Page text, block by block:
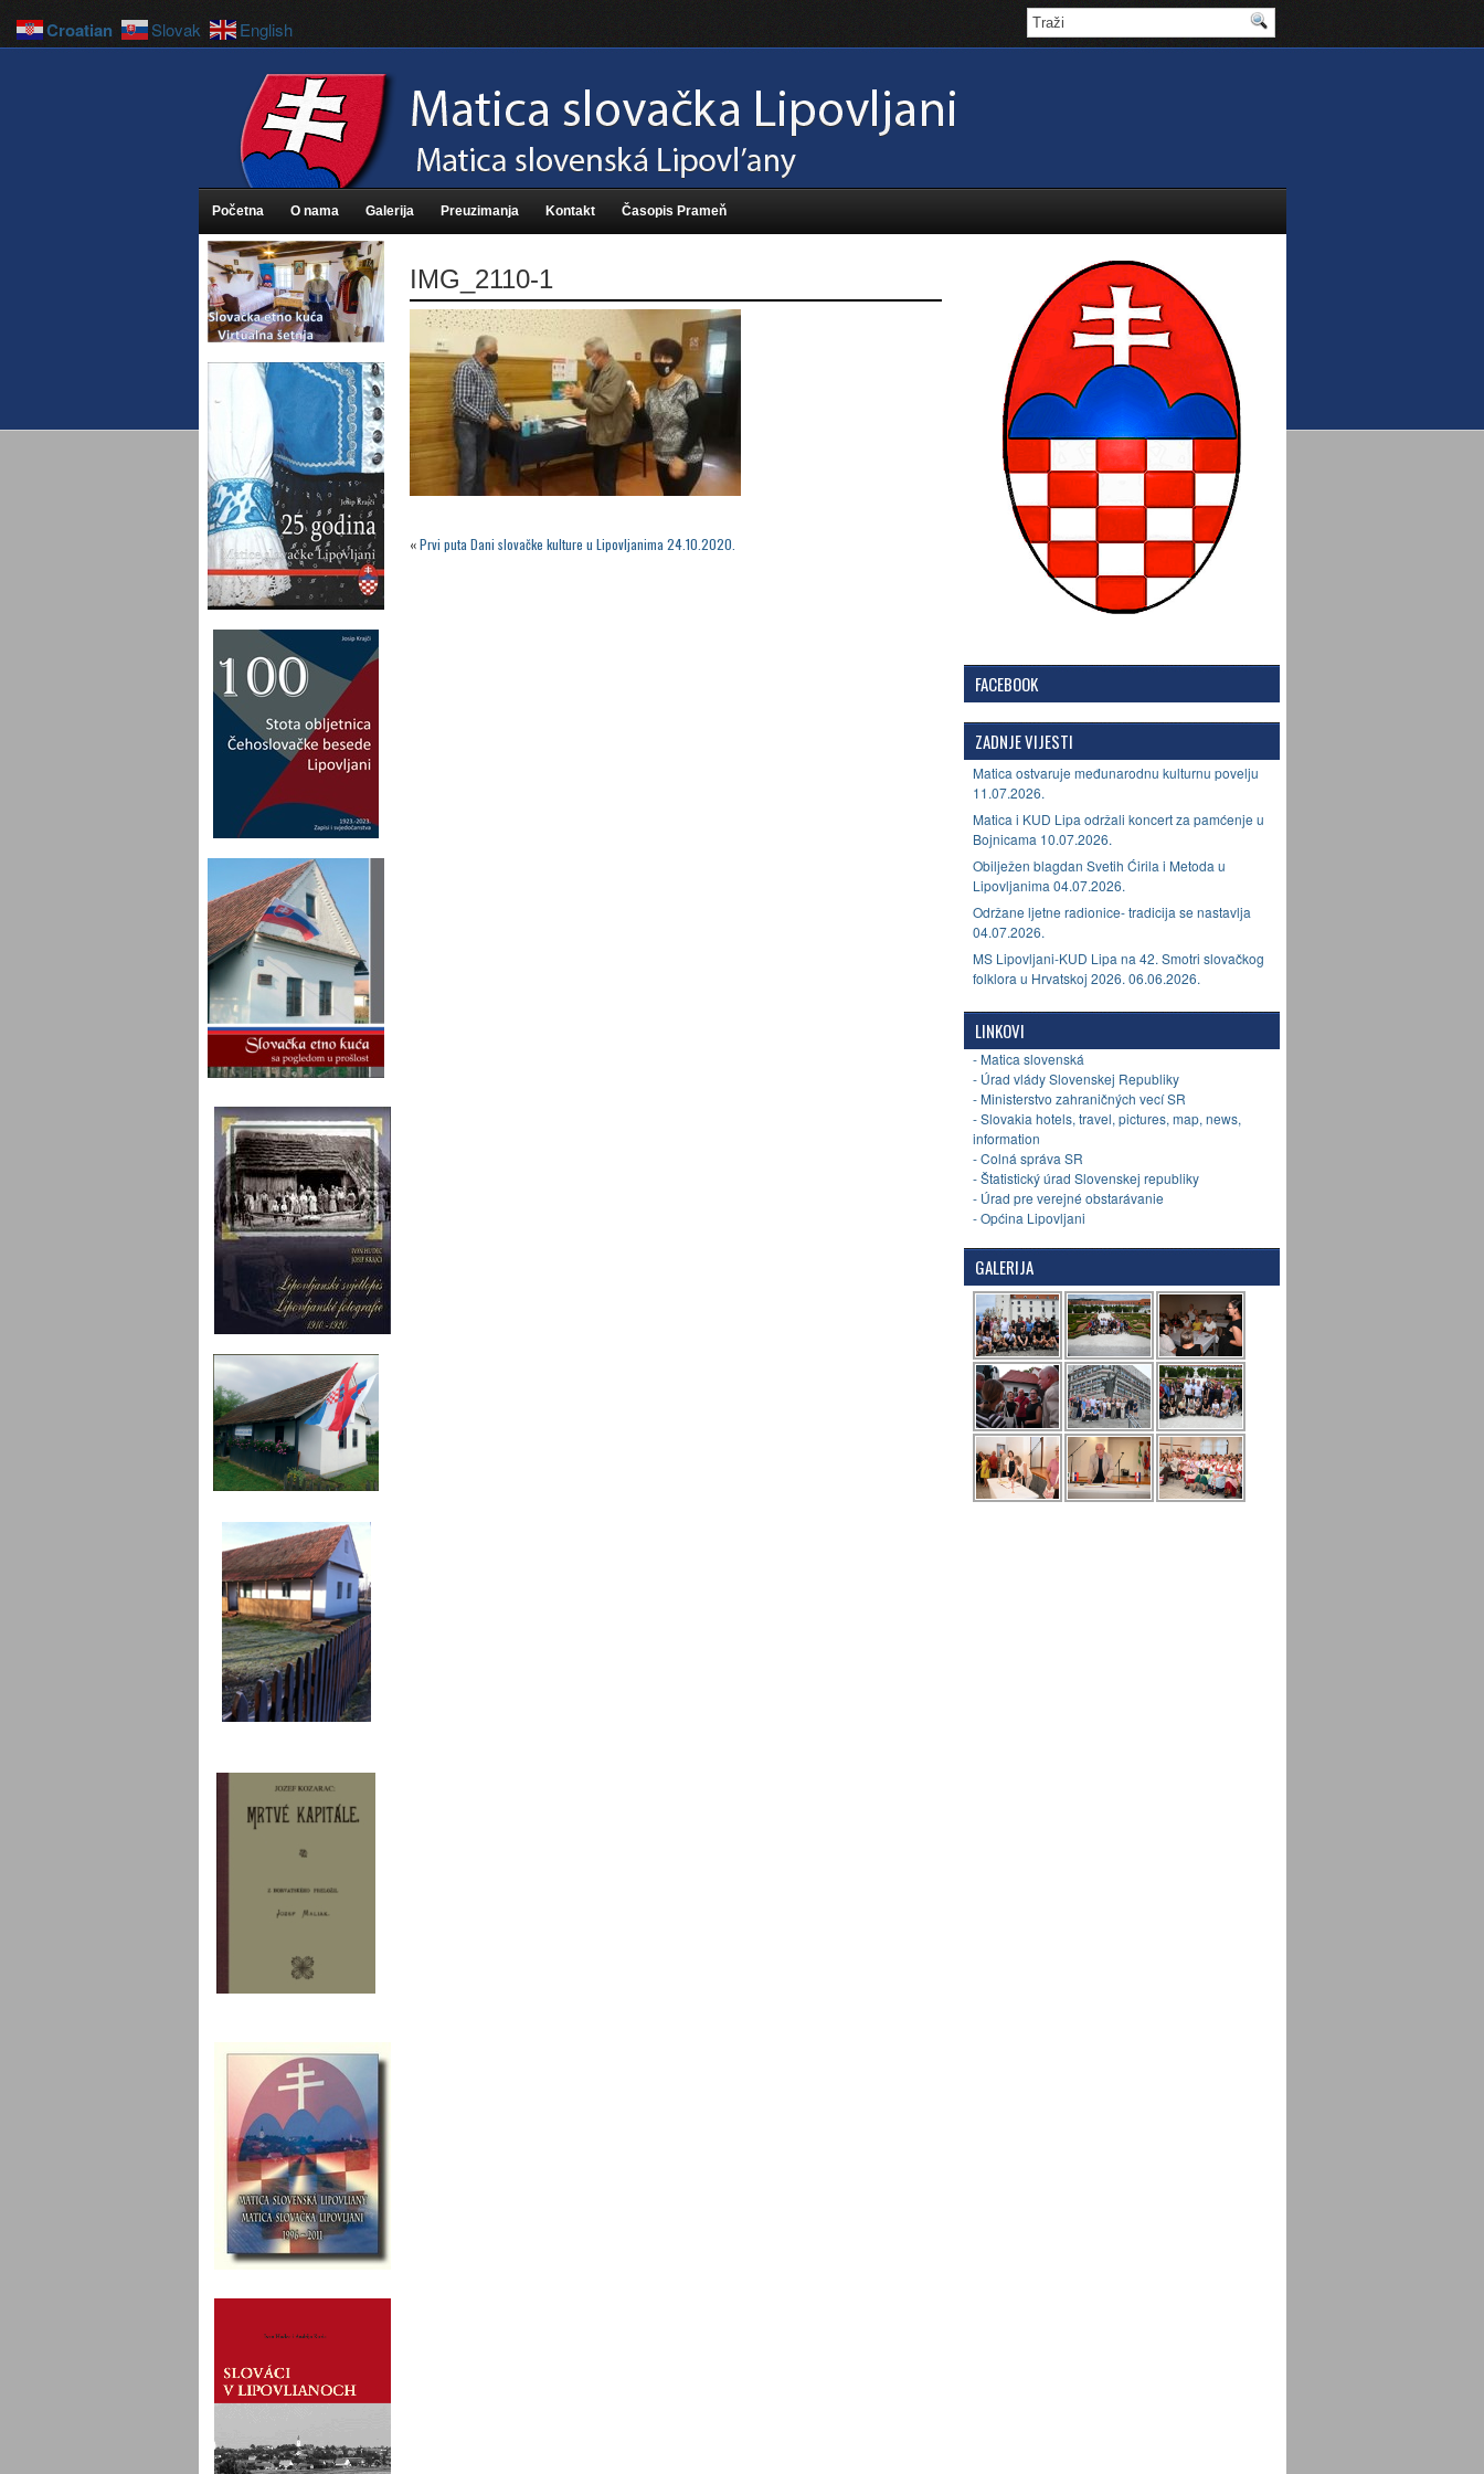
Početna O nama Galerija Preuzimanja Kontakt Časopis Prameň
IMG_2110-1
«Prvi puta Dani slovačke kulture u Lipovljanima 24.10.2020.
FACEBOOK
ZADNJE VIJESTI
Matica ostvaruje međunarodnu kulturnu povelju
11.07.2026.
Matica i KUD Lipa održali koncert za pamćenje u
Bojnicama 10.07.2026.
Obilježen blagdan Svetih Ćirila i Metoda u
Lipovljanima 04.07.2026.
Održane ljetne radionice- tradicija se nastavlja
04.07.2026.
MS Lipovljani-KUD Lipa na 42. Smotri slovačkog
folklora u Hrvatskoj 2026. 06.06.2026.
LINKOVI
- Matica slovenská
- Úrad vlády Slovenskej Republiky
- Ministerstvo zahraničných vecí SR
- Slovakia hotels, travel, pictures, map, news,
information
- Colná správa SR
- Štatistický úrad Slovenskej republiky
- Úrad pre verejné obstarávanie
- Općina Lipovljani
GALERIJA
Croatian Slovak English